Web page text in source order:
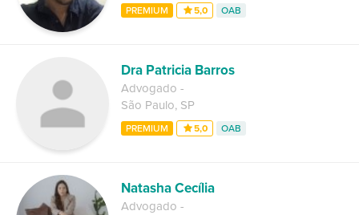
PREMIUM 5,0 OAB
Dra Patricia Barros
Advogado -
São Paulo, SP
PREMIUM 5,0 OAB
Natasha Cecília
Advogado -